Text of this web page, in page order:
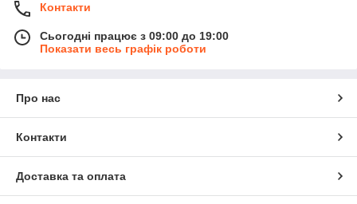
Контакти
Сьогодні працює з 09:00 до 19:00
Показати весь графік роботи
Про нас
Контакти
Доставка та оплата